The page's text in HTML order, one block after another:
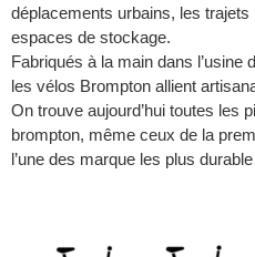
déplacements urbains, les
espaces de stockage.
Fabriqués à la main dans l’usine
les vélos Brompton allient
On trouve aujourd’hui toutes les
brompton, même ceux de la
l’une des marque les plus